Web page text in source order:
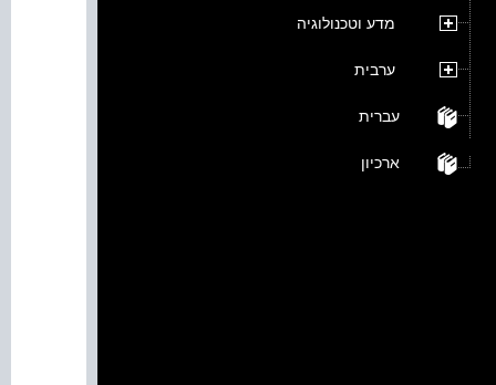
מדע וטכנולוגיה
ערבית
עברית
ארכיון